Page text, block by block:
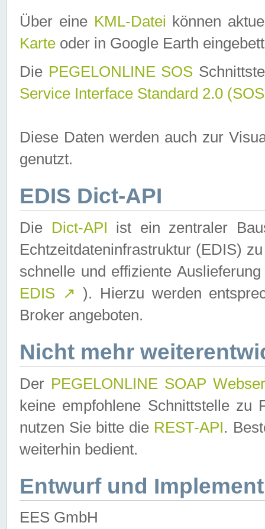
Über eine KML-Datei können
Karte oder in Google Earth
Die PEGELONLINE SOS
Service Interface Standard 2.0
Diese Daten werden auch zur
genutzt.
EDIS Dict-API
Die Dict-API ist ein zentraler
Echtzeitdateninfrastruktur (EDIS)
schnelle und effiziente
EDIS ↗ ). Hierzu werden
Broker angeboten.
Nicht mehr
Der PEGELONLINE SOAP
keine empfohlene Schnittstelle zu
nutzen Sie bitte die REST-API.
weiterhin bedient.
Entwurf und
EES GmbH